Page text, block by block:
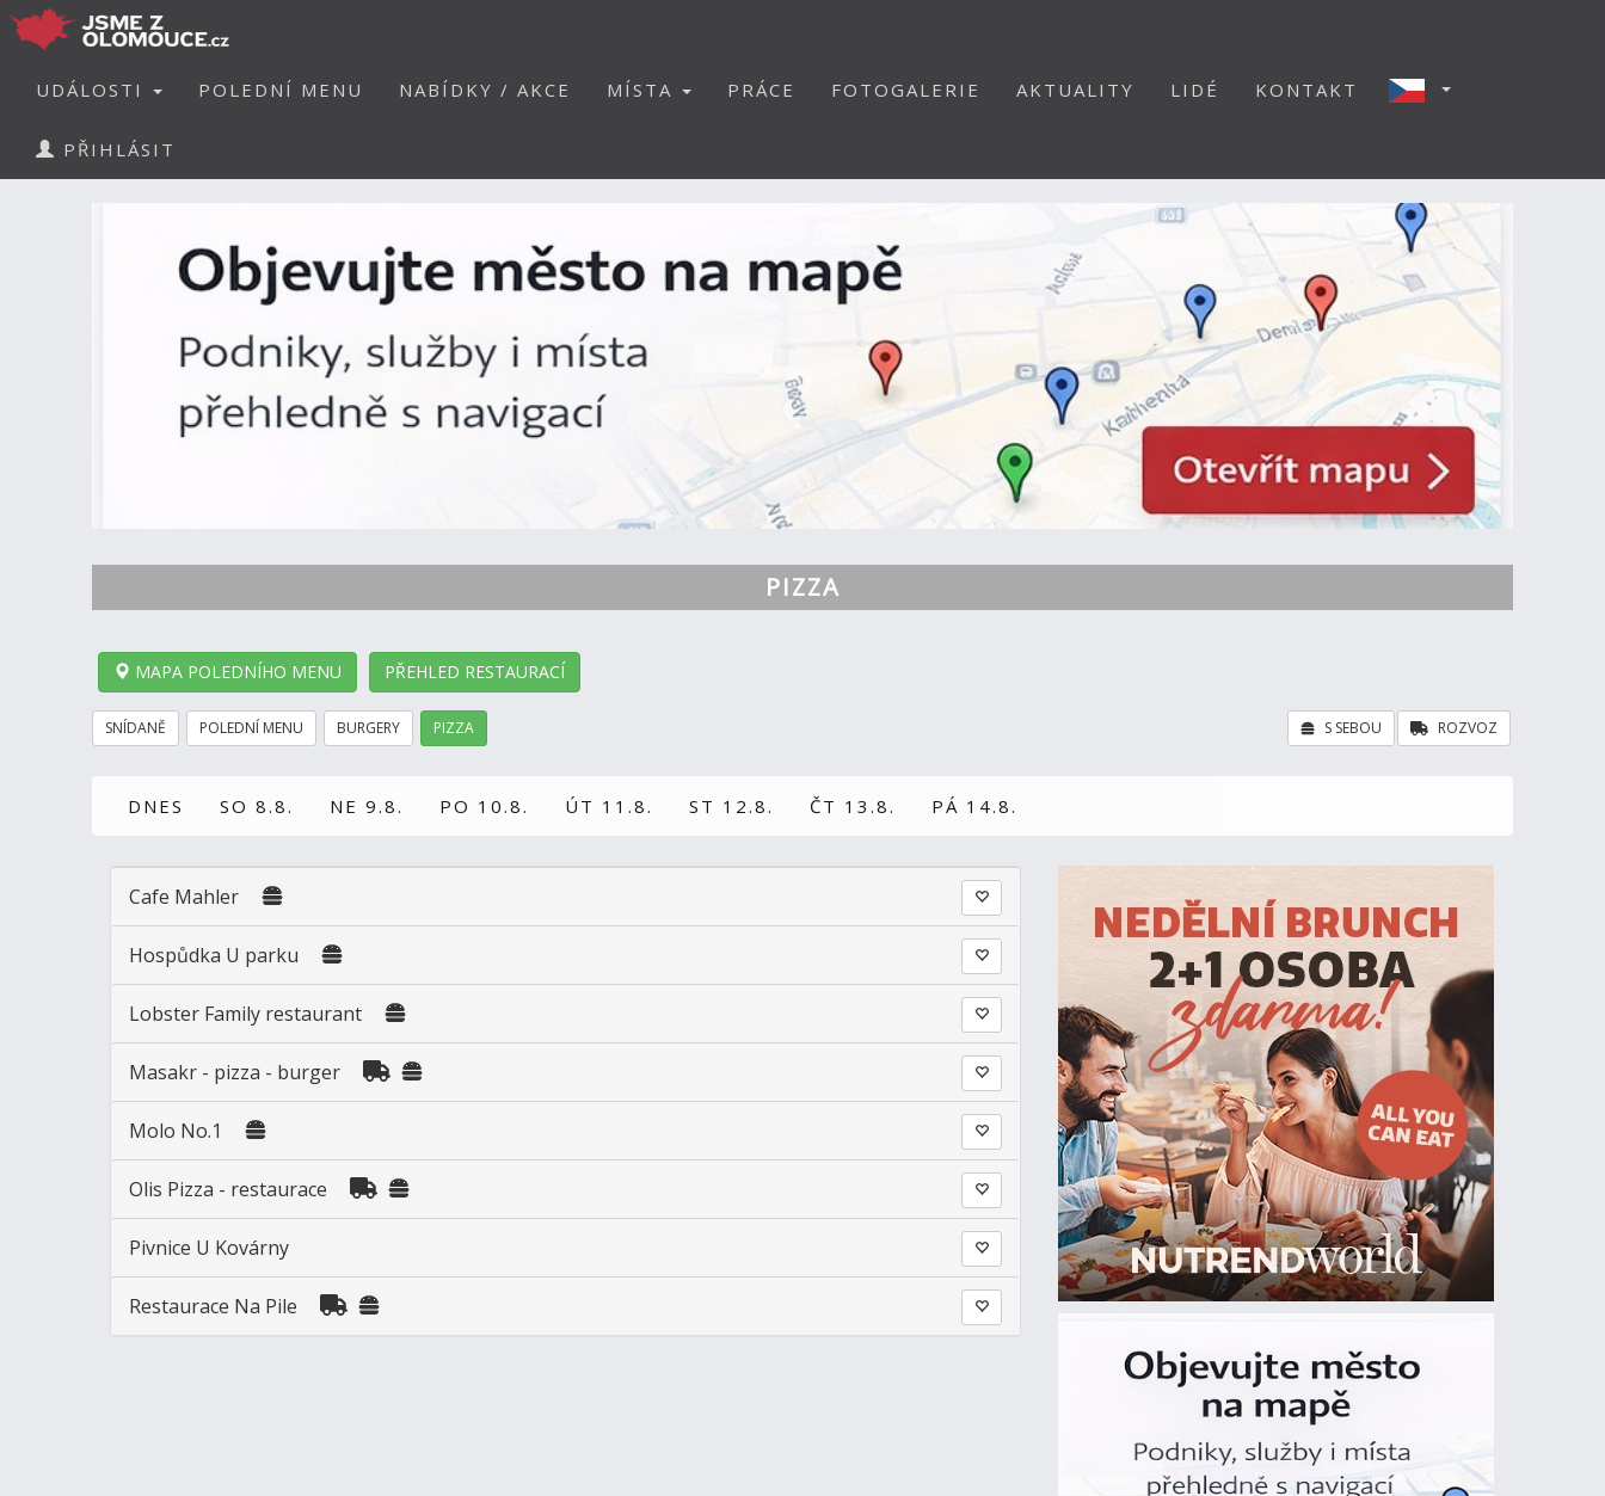
UDÁLOSTI POLEDNÍ MENU NABÍDKY / AKCE MÍSTA PRÁCE FOTOGALERIE AKTUALITY LIDÉ KONTAKT
PŘIHLÁSIT
PIZZA
MAPA POLEDNÍHO MENU PŘEHLED RESTAURACÍ
SNÍDANĚ POLEDNÍ MENU BURGERY PIZZA ROZVOZ
S SEBOU
DNES SO 8.8. NE 9.8. PO 10.8. ÚT 11.8. ST 12.8. ČT 13.8. PÁ 14.8.
Cafe Mahler
Hospůdka U parku
Lobster Family restaurant
Masakr - pizza - burger
Molo No.1
Olis Pizza - restaurace
Pivnice U Kovárny
Restaurace Na Pile